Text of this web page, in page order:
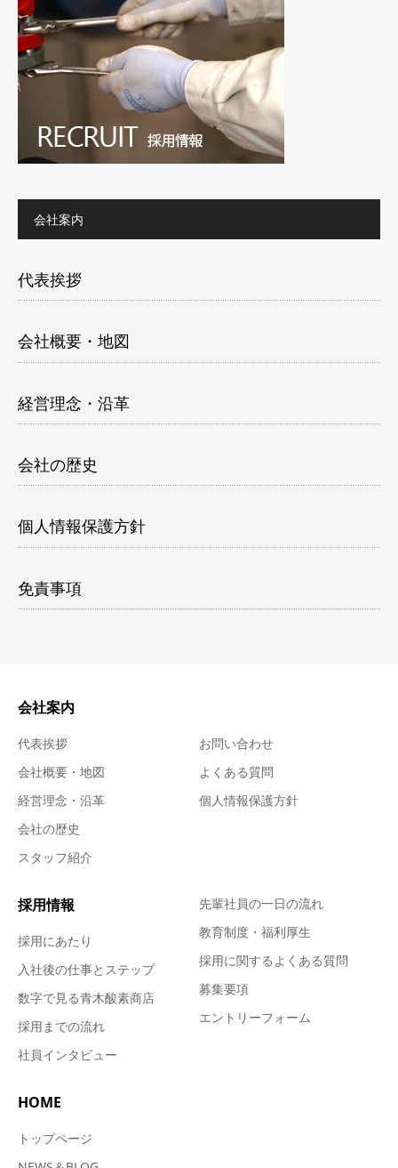
会社案内
代表挨拶
会社概要・地図
経営理念・沿革
会社の歴史
個人情報保護方針
免責事項
会社案内
代表挨拶
会社概要・地図
経営理念・沿革
会社の歴史
スタッフ紹介
お問い合わせ
よくある質問
個人情報保護方針
採用情報
採用にあたり
入社後の仕事とステップ
数字で見る青木酸素商店
採用までの流れ
社員インタビュー
先輩社員の一日の流れ
教育制度・福利厚生
採用に関するよくある質問
募集要項
エントリーフォーム
HOME
トップページ